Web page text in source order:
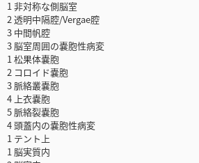
1 非対称な側脳室
2 透明中隔腔/Vergae腔
3 中間帆腔
3 脳室周囲の嚢胞性病変
1 松果体嚢胞
2 コロイド嚢胞
3 脈絡叢嚢胞
4 上衣嚢胞
5 脈絡裂嚢胞
4 頭蓋内の嚢胞性病変
1 テント上
1 脳実質内